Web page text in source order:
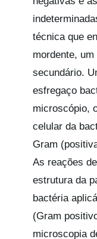
técnica que
mordente,
secundário.
esfregaço
microscópio,
celular da
Gram
As reações
estrutura da
bactéria
(Gram
microscopia